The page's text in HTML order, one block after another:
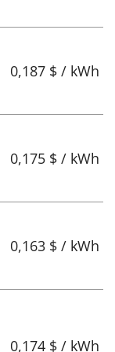
0,187 $ / kWh
0,175 $ / kWh
0,163 $ / kWh
0,174 $ / kWh